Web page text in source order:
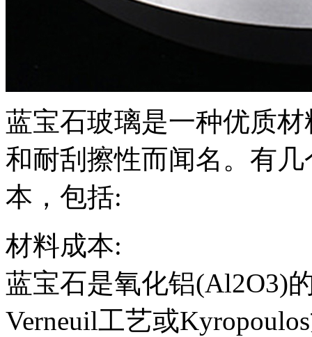
蓝宝石玻璃是一种优质
和耐刮擦性而闻名。有
本，包括:
材料成本:
蓝宝石是氧化铝(Al2O3)
Verneuil工艺或